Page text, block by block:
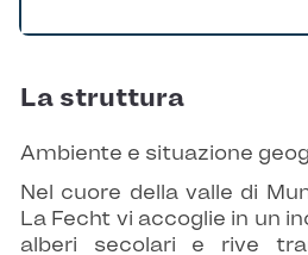
La struttura
Ambiente e situazione
Nel cuore della valle di
La Fecht vi accoglie in un
alberi secolari e rive